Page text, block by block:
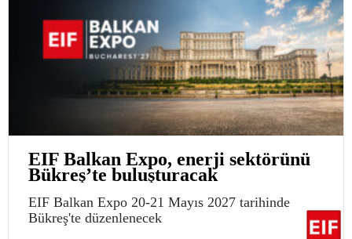
EIF Balkan Expo, enerji sektörünü
Bükreş’te buluşturacak
EIF Balkan Expo 20-21 Mayıs 2027 tarihinde
Bükreş'te düzenlenecek